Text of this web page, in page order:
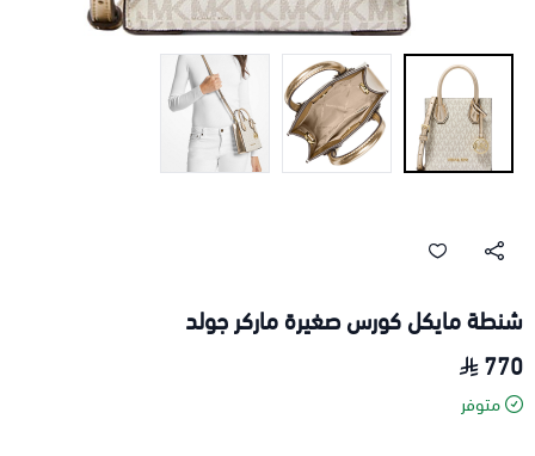
شنطة مايكل كورس صغيرة ماركر جولد
770
متوفر